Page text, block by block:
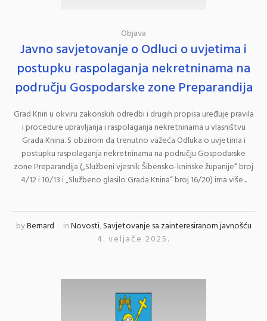
Objava
Javno savjetovanje o Odluci o uvjetima i
postupku raspolaganja nekretninama na
području Gospodarske zone Preparandija
Grad Knin u okviru zakonskih odredbi i drugih propisa uređuje pravila
i procedure upravljanja i raspolaganja nekretninama u vlasništvu
Grada Knina. S obzirom da trenutno važeća Odluka o uvjetima i
postupku raspolaganja nekretninama na području Gospodarske
zone Preparandija („Službeni vjesnik Šibensko-kninske županije“ broj
4/12 i 10/13 i „Službeno glasilo Grada Knina“ broj 16/20) ima više...
byBernard inNovosti,Savjetovanje sa zainteresiranom javnošću
4. veljače 2025.